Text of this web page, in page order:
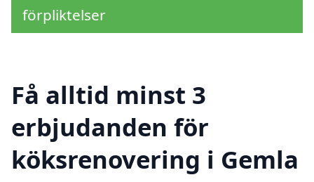
förpliktelser
Få alltid minst 3
erbjudanden för
köksrenovering i Gemla